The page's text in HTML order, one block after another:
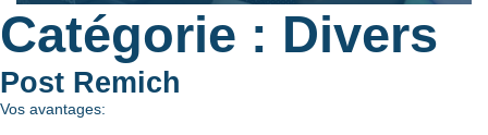
Catégorie : Divers
Post Remich
Vos avantages: